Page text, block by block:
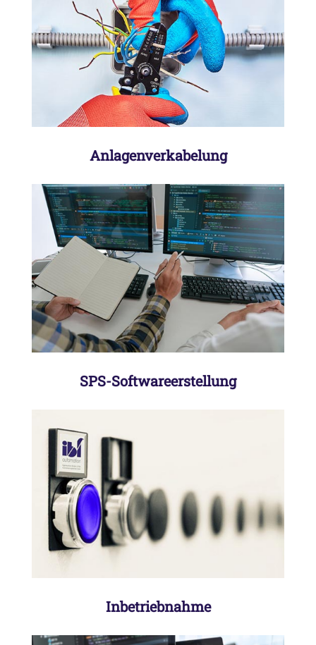
Anlagenverkabelung
Anlagenverkabelung im Haus sowie
beim Kunden vor Ort
SPS-Softwareerstellung
SPS-Programmierung mittels Siemens
Step 7 classic, Siemens TIA-Portal,
CoDeSys V2 und V3, Beckhoff TwinCat
V2 und V3, andere Hersteller auf
Anfrage
Inbetriebnahme
Inbetriebnahme der Anlagen in Ihrem
Hause, im Hause des Maschinenbauers
und in unserem Hause